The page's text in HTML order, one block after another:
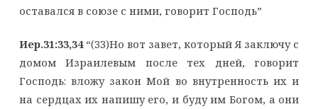
оставался в союзе с ними, говорит Господь”
Иер.31:33,34“(33)Но вот завет, который Я заключу с
домом Израилевым после тех дней, говорит
Господь: вложу закон Мой во внутренность их и
на сердцах их напишу его, и буду им Богом, а они